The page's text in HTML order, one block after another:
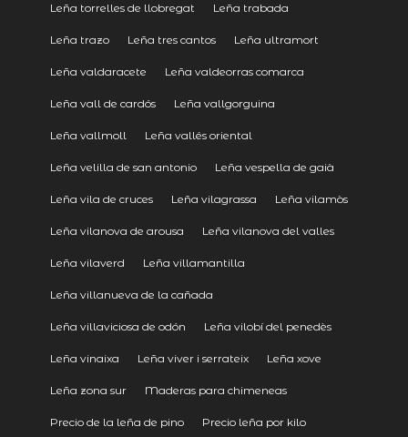
Leña torrelles de llobregat Leña trabada
Leña trazo Leña tres cantos Leña ultramort
Leña valdaracete Leña valdeorras comarca
Leña vall de cardós Leña vallgorguina
Leña vallmoll Leña vallés oriental
Leña velilla de san antonio Leña vespella de gaià
Leña vila de cruces Leña vilagrassa Leña vilamòs
Leña vilanova de arousa Leña vilanova del valles
Leña vilaverd Leña villamantilla
Leña villanueva de la cañada
Leña villaviciosa de odón Leña vilobí del penedès
Leña vinaixa Leña viver i serrateix Leña xove
Leña zona sur Maderas para chimeneas
Precio de la leña de pino Precio leña por kilo